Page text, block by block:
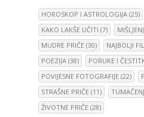
HOROSKOP I ASTROLOGIJA (25)
KAKO LAKŠE UČITI (7)
MUDRE PRIČE (30) NAJBOLJI
POEZIJA (38) PORUKE I
POVIJESNE FOTOGRAFIJE (22)
STRAŠNE PRIČE (11)
ŽIVOTNE PRIČE (28)